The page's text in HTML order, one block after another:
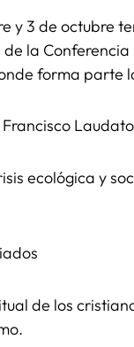
y 3 de octubre
la
forma parte
Laudato
ecológica y
de los